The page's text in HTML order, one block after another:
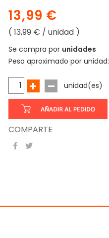
13,99 €
( 13,99 € / unidad )
Se compra por unidades
Peso aproximado por unidad:
unidad(es)
COMPARTE